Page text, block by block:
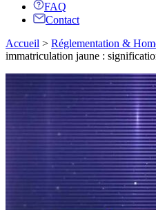
FAQ
Contact
Accueil > Réglementation &
immatriculation jaune :